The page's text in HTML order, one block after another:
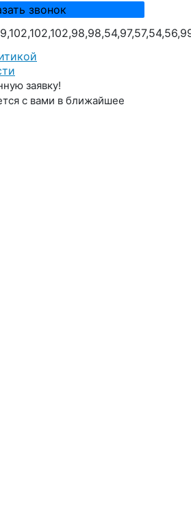
заявку!
с вами в ближайшее